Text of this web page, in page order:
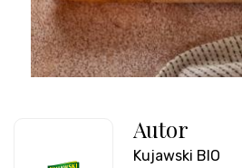
Autor
Kujawski BIO